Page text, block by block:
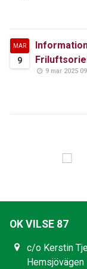
MAR
9
9 mar 2025
OK VILSE 87
c/o Kerstin
Hemsjövägen